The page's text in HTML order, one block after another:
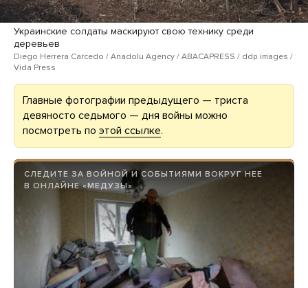
Украинские солдаты маскируют свою технику среди
деревьев
Diego Herrera Carcedo / Anadolu Agency / ABACAPRESS / ddp images /
Vida Press
Главные фотографии предыдущего — триста
девяносто седьмого — дня войны можно
посмотреть по этой ссылке.
СЛЕДИТЕ ЗА ВОЙНОЙ И СОБЫТИЯМИ ВОКРУГ НЕЕ
В ОНЛАЙНЕ «МЕДУЗЫ»